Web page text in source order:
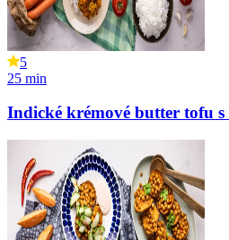
5
25 min
Indické krémové butter tofu